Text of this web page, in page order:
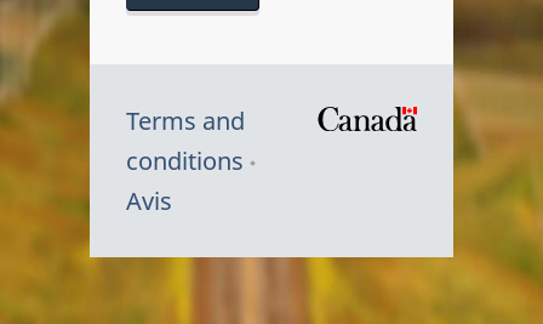
Terms and
conditions
Avis
Symbole